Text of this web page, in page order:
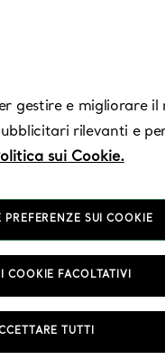
gestire e migliorare
rilevanti e
sui Cookie.
PREFERENZE SUI COOKIE
COOKIE FACOLTATIVI
TUTTI